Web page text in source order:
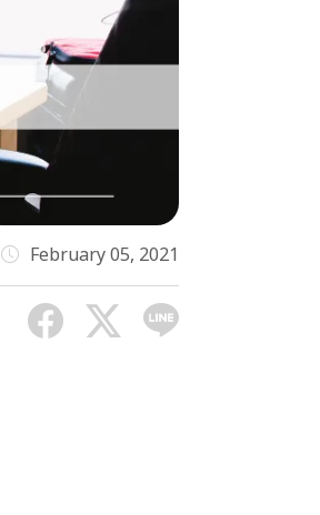
February 05, 2021